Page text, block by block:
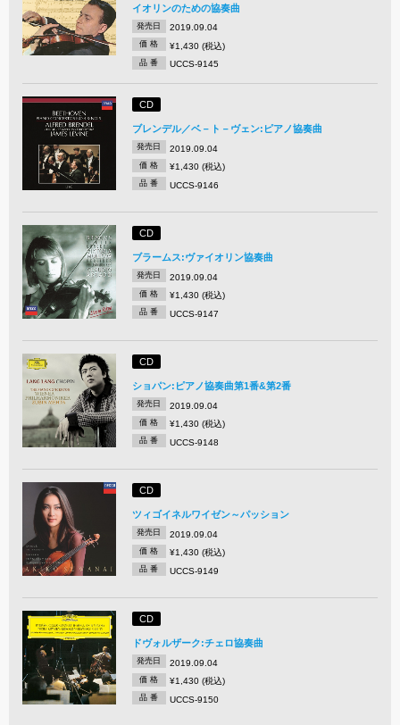
イオリンのための協奏曲
発売日 2019.09.04
価 格 ¥1,430 (税込)
品 番 UCCS-9145
CD
ブレンデル／ベ－ト－ヴェン:ピアノ協奏曲
発売日 2019.09.04
価 格 ¥1,430 (税込)
品 番 UCCS-9146
CD
ブラームス:ヴァイオリン協奏曲
発売日 2019.09.04
価 格 ¥1,430 (税込)
品 番 UCCS-9147
CD
ショパン:ピアノ協奏曲第1番&第2番
発売日 2019.09.04
価 格 ¥1,430 (税込)
品 番 UCCS-9148
CD
ツィゴイネルワイゼン～パッション
発売日 2019.09.04
価 格 ¥1,430 (税込)
品 番 UCCS-9149
CD
ドヴォルザーク:チェロ協奏曲
発売日 2019.09.04
価 格 ¥1,430 (税込)
品 番 UCCS-9150